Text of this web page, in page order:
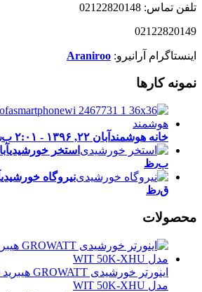
تلفن تماس: 02122820148
02122820149
اینستاگرام آرانیرو: Araniroo
نمونه کارها
خانه هوشمند آبان ۲۲, ۱۳۹۶ - ۲:۰۱ ب٫ظ
استخر خورشیدی
ب٫ظ
نیروگاه خورشیدی
ق٫ظ
محصولات
مدل WIT 50K-XHU